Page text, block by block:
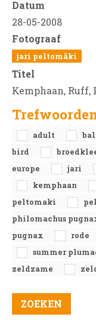
Datum
28-05-2008
Fotograaf
jari peltomäki
Titel
Kemphaan,
adult
bird
europe
jari
kemphaan
peltomaki
philomachus
pugnax
rode
summer
zeldzame